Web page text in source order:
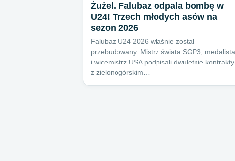
Żużel. Falubaz odpala bombę w
U24! Trzech młodych asów na
sezon 2026
Falubaz U24 2026 właśnie został
przebudowany. Mistrz świata SGP3, medalista
i wicemistrz USA podpisali dwuletnie kontrakty
z zielonogórskim…